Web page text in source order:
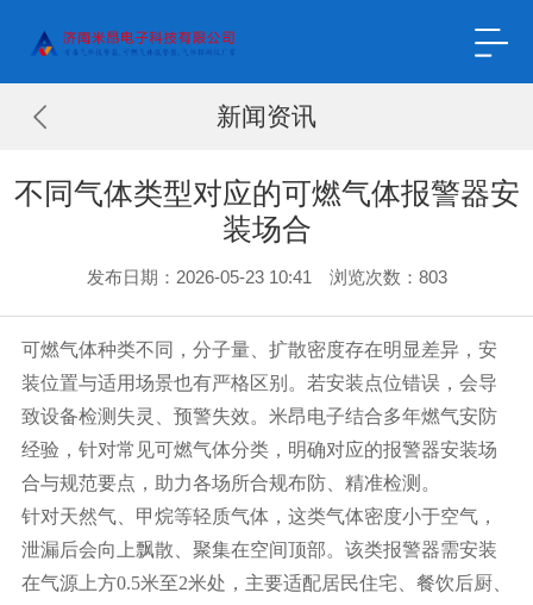
新闻资讯
不同气体类型对应的可燃气体报警器安
装场合
发布日期：2026-05-23 10:41 浏览次数： 803
可燃气体种类不同，分子量、扩散密度存在明显差异，安
装位置与适用场景也有严格区别。若安装点位错误，会导
致设备检测失灵、预警失效。米昂电子结合多年燃气安防
经验，针对常见可燃气体分类，明确对应的报警器安装场
合与规范要点，助力各场所合规布防、精准检测。
针对天然气、甲烷等轻质气体，这类气体密度小于空气，
泄漏后会向上飘散、聚集在空间顶部。该类报警器需安装
在气源上方0.5米至2米处，主要适配居民住宅、餐饮后厨、